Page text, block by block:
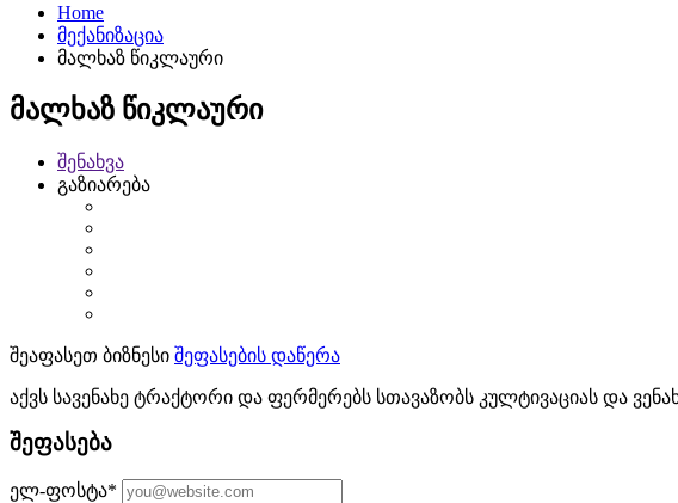
Home
მექანიზაცია
მალხაზ წიკლაური
მალხაზ წიკლაური
შენახვა
გაზიარება
შეაფასეთ ბიზნესი შეფასების დაწერა
აქვს სავენახე ტრაქტორი და ფერმერებს სთავაზობს კულტივაციას და
შეფასება
ელ-ფოსტა*